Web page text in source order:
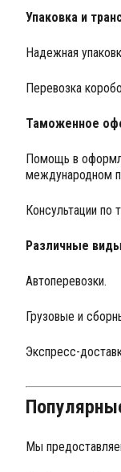
Упаковка и
Надежная
Перевозка
Таможенное
Помощь в
международном
Консультации по
Различные
Автоперевозки.
Грузовые и
Экспресс-
Мы